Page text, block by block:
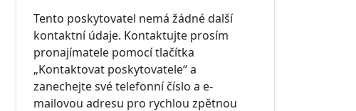
Tento poskytovatel nemá žádné další
kontaktní údaje. Kontaktujte prosím
pronajímatele pomocí tlačítka
„Kontaktovat poskytovatele“ a
zanechejte své telefonní číslo a e-
mailovou adresu pro rychlou zpětnou